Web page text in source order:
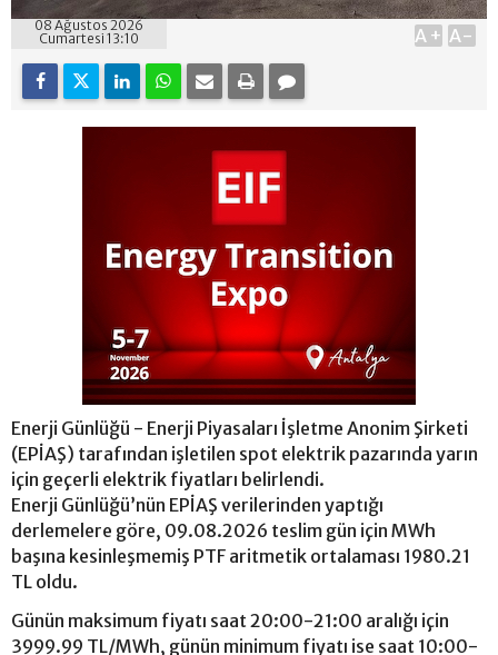
08 Ağustos 2026
Cumartesi 13:10
A+ A-
Enerji Günlüğü - Enerji Piyasaları İşletme Anonim Şirketi
(EPİAŞ) tarafından işletilen spot elektrik pazarında yarın
için geçerli elektrik fiyatları belirlendi.
Enerji Günlüğü’nün EPİAŞ verilerinden yaptığı
derlemelere göre, 09.08.2026 teslim gün için MWh
başına kesinleşmemiş PTF aritmetik ortalaması 1980.21
TL oldu.
Günün maksimum fiyatı saat 20:00-21:00 aralığı için
3999.99 TL/MWh, günün minimum fiyatı ise saat 10:00-